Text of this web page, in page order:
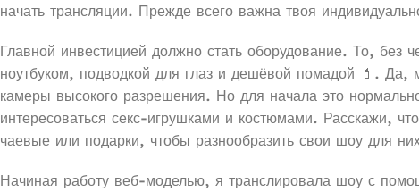
начать трансляции. Прежде всего важна твоя
Главной инвестицией должно стать оборудование. То, без
ноутбуком, подводкой для глаз и дешёвой помадой 💄. Да,
камеры высокого разрешения. Но для начала это
интересоваться секс-игрушками и костюмами. Расскажи,
чаевые или подарки, чтобы разнообразить свои шоу для
Начиная работу веб-моделью, я транслировала шоу с